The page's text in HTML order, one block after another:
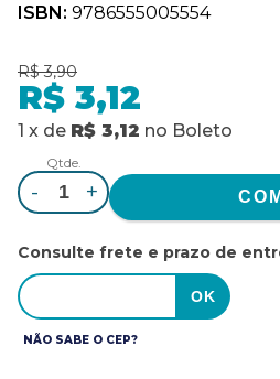
ISBN: 9786555005554
R$ 3,90
R$ 3,12
1 x de R$ 3,12 no Boleto
Qtde.
- +
Consulte frete e prazo de
NÃO SABE O CEP?